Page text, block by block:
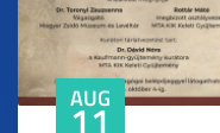
AUG
11